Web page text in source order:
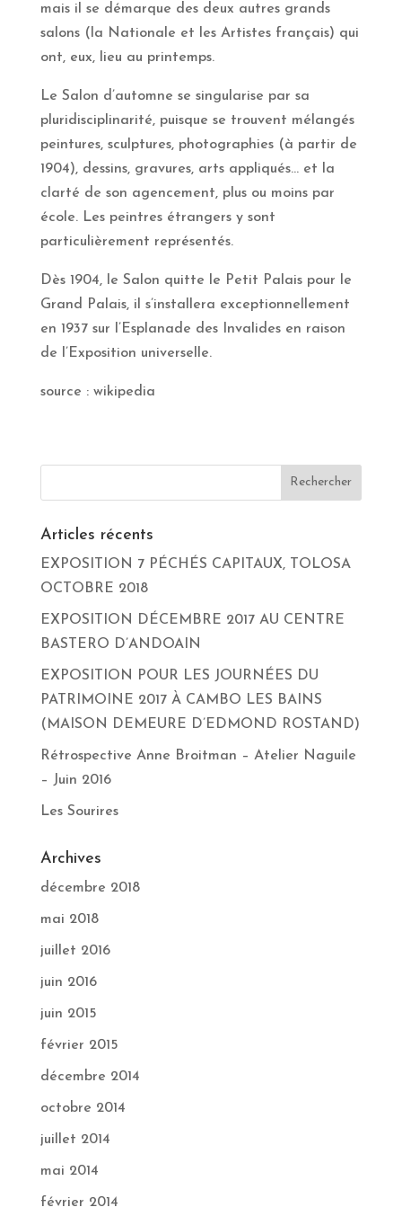
mais il se démarque des deux autres grands
salons (la Nationale et les Artistes français) qui
ont, eux, lieu au printemps.
Le Salon d’automne se singularise par sa
pluridisciplinarité, puisque se trouvent mélangés
peintures, sculptures, photographies (à partir de
1904), dessins, gravures, arts appliqués… et la
clarté de son agencement, plus ou moins par
école. Les peintres étrangers y sont
particulièrement représentés.
Dès 1904, le Salon quitte le Petit Palais pour le
Grand Palais, il s’installera exceptionnellement
en 1937 sur l’Esplanade des Invalides en raison
de l’Exposition universelle.
source : wikipedia
Articles récents
EXPOSITION 7 PÉCHÉS CAPITAUX, TOLOSA
OCTOBRE 2018
EXPOSITION DÉCEMBRE 2017 AU CENTRE
BASTERO D’ANDOAIN
EXPOSITION POUR LES JOURNÉES DU
PATRIMOINE 2017 À CAMBO LES BAINS
(MAISON DEMEURE D’EDMOND ROSTAND)
Rétrospective Anne Broitman – Atelier Naguile
– Juin 2016
Les Sourires
Archives
décembre 2018
mai 2018
juillet 2016
juin 2016
juin 2015
février 2015
décembre 2014
octobre 2014
juillet 2014
mai 2014
février 2014